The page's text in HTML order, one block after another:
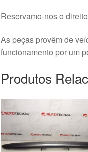
Reservamo-nos o
As peças provêm de
funcionamento por um
Produtos